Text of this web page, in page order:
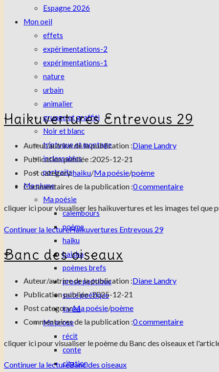
Espagne 2026
Mon oeil
effets
expérimentations-2
expérimentations-1
nature
urbain
animalier
grunge et graffiti
Noir et blanc
triptyque et montage
inclassables
portraits
Ma plume
Ma poésie
calembours
poème
haiku
haisha
poèmes brefs
prose poétique
suite poétique
tanka
Ma prose
récit
conte
citation
Haikuvertures Entrevous 29
Auteur/autrice de la publication :Diane Landry
Publication publiée :2025-12-21
Post category:haiku/Ma poésie/poème
Commentaires de la publication :0 commentaire
cliquer ici pour visualiser les haikuvertures et les images tel
Continuer la lectureHaikuvertures Entrevous 29
Banc des oiseaux
Auteur/autrice de la publication :Diane Landry
Publication publiée :2025-12-21
Post category:Ma poésie/poème
Commentaires de la publication :0 commentaire
cliquer ici pour visualiser le poème du Banc des oiseaux et
Continuer la lectureBanc des oiseaux